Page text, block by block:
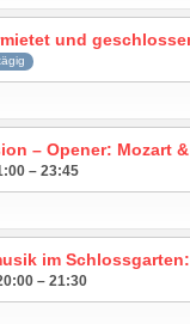
und
– Opener: Mozart
– 23:45
im
– 21:30